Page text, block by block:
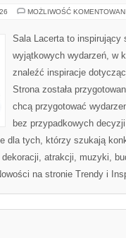
MOŻLIWOŚĆ
Sala Lacerta to inspirujący
wyjątkowych wydarzeń, w
znaleźć inspiracje
Strona została
chcą przygotować
bez przypadkowych
dla tych, którzy szukają
atrakcji, muzyki,
na stronie Trendy i